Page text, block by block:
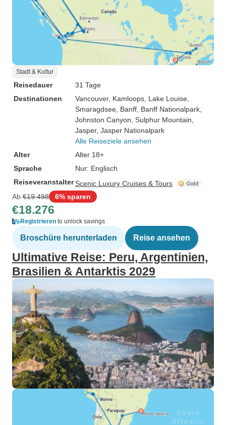
Stadt & Kultur
Reisedauer
31 Tage
Destinationen
Vancouver, Kamloops , Lake Louise
Smaragdsee , Banff , Banff Nationalpark
Johnston Canyon , Sulphur Mountain
Jasper, Jasper Nationalpark
Alle Reiseziele ansehen
Alter
Alter 18+
Sprache
Nur: Englisch
ReiseveranstalterScenic Luxury Cruises & Tours
Ab €19.498 6% sparen
€18.276
Registrieren to unlock savings
Broschüre herunterladen Reise ansehen
Ultimative Reise: Peru, Argentinien,
Brasilien & Antarktis 2029